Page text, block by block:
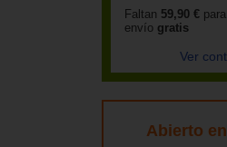
Faltan 59,90 €
envío gratis
Ver
Abierto